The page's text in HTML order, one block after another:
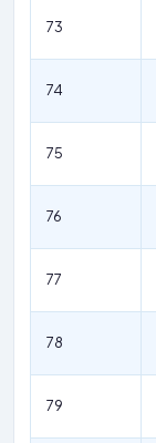
73
74
75
76
77
78
79